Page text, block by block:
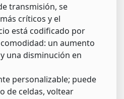
transmisión, se
críticos y el
está codificado por
un aumento
una disminución en
personalizable; puede
de celdas, voltear